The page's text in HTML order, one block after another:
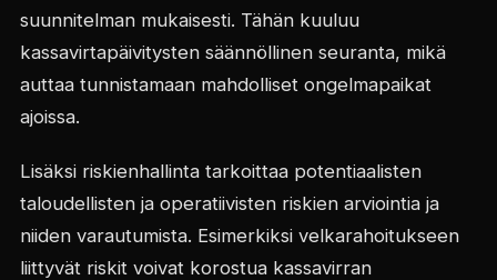
suunnitelman mukaisesti. Tähän kuuluu
kassavirtapäivitysten säännöllinen seuranta, mikä
auttaa tunnistamaan mahdolliset ongelmapaikat
ajoissa.
Lisäksi riskienhallinta tarkoittaa potentiaalisten
taloudellisten ja operatiivisten riskien arviointia ja
niiden varautumista. Esimerkiksi velkarahoitukseen
liittyvät riskit voivat korostua kassavirran